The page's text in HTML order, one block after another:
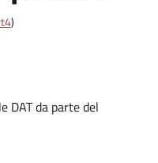
)
DAT da parte del